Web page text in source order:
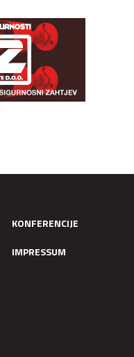
KONFERENCIJE
IMPRESSUM